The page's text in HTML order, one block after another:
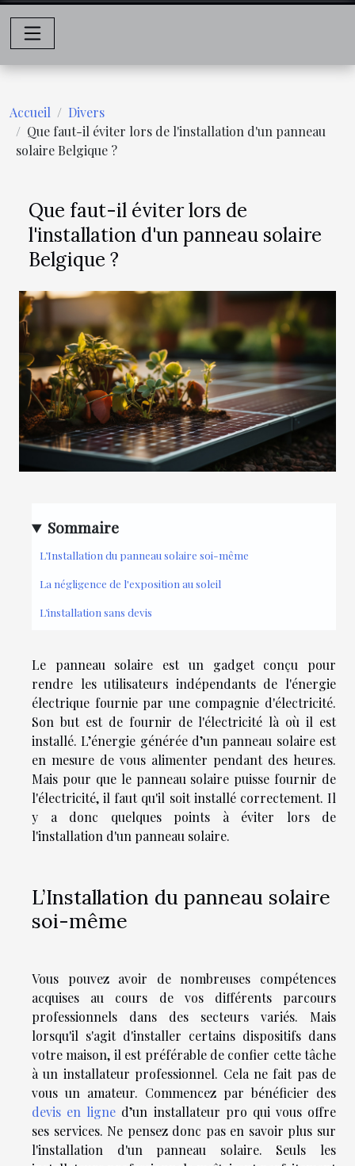
Accueil
Divers
Que faut-il éviter lors de l'installation d'un panneau
solaire Belgique ?
Que faut-il éviter lors de
l'installation d'un panneau solaire
Belgique ?
Sommaire
L’Installation du panneau solaire soi-même
La négligence de l'exposition au soleil
L’installation sans devis
Le panneau solaire est un gadget conçu pour
rendre les utilisateurs indépendants de l'énergie
électrique fournie par une compagnie d'électricité.
Son but est de fournir de l'électricité là où il est
installé. L’énergie générée d’un panneau solaire est
en mesure de vous alimenter pendant des heures.
Mais pour que le panneau solaire puisse fournir de
l'électricité, il faut qu'il soit installé correctement. Il
y a donc quelques points à éviter lors de
l'installation d'un panneau solaire.
L’Installation du panneau solaire
soi-même
Vous pouvez avoir de nombreuses compétences
acquises au cours de vos différents parcours
professionnels dans des secteurs variés. Mais
lorsqu'il s'agit d'installer certains dispositifs dans
votre maison, il est préférable de confier cette tâche
à un installateur professionnel. Cela ne fait pas de
vous un amateur. Commencez par bénéficier des
devis en ligne d’un installateur pro qui vous offre
ses services. Ne pensez donc pas en savoir plus sur
l'installation d'un panneau solaire. Seuls les